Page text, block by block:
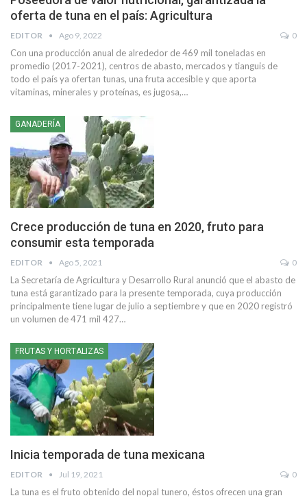
oferta de tuna en el país: Agricultura
EDITOR Ago 9, 2022 0
Con una producción anual de alrededor de 469 mil toneladas en
promedio (2017-2021), centros de abasto, mercados y tianguis de
todo el país ya ofertan tunas, una fruta accesible y que aporta
vitaminas, minerales y proteínas, es jugosa,…
GANADERÍA
Crece producción de tuna en 2020, fruto para
consumir esta temporada
EDITOR Ago 5, 2021 0
La Secretaría de Agricultura y Desarrollo Rural anunció que el abasto de
tuna está garantizado para la presente temporada, cuya producción
principalmente tiene lugar de julio a septiembre y que en 2020 registró
un volumen de 471 mil 427…
FRUTAS Y HORTALIZAS
Inicia temporada de tuna mexicana
EDITOR Jul 19, 2021 0
La tuna es el fruto obtenido del nopal tunero, éstos ofrecen una gran